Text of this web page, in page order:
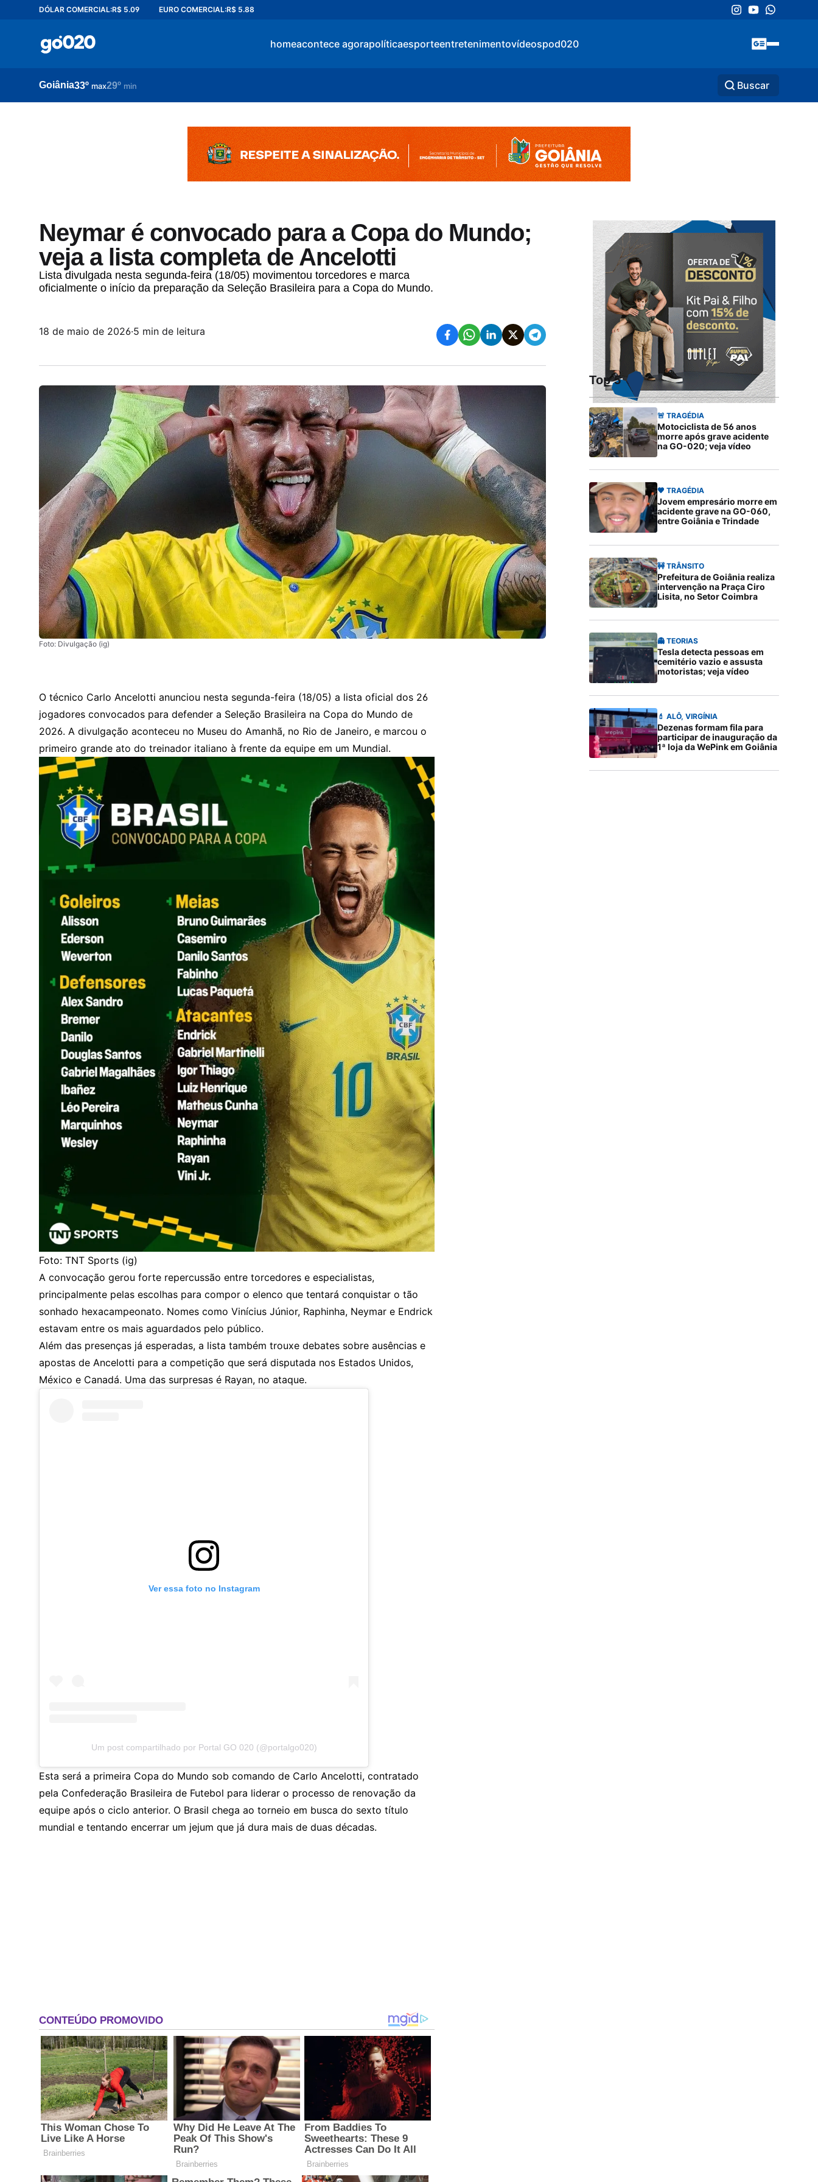
DÓLAR COMERCIAL:R$ 5.09 EURO COMERCIAL:R$ 5.88
homeacontece agorapolíticaesporteentretenimentovídeospod020
Goiânia33º max29º min Buscar
Neymar é convocado para a Copa do Mundo;
veja a lista completa de Ancelotti
Lista divulgada nesta segunda-feira (18/05) movimentou torcedores e marca
oficialmente o início da preparação da Seleção Brasileira para a Copa do Mundo.
18 de maio de 2026·5 min de leitura
Foto: Divulgação (ig)
O técnico Carlo Ancelotti anunciou nesta segunda-feira (18/05) a lista oficial dos 26
jogadores convocados para defender a Seleção Brasileira na Copa do Mundo de
2026. A divulgação aconteceu no Museu do Amanhã, no Rio de Janeiro, e marcou o
primeiro grande ato do treinador italiano à frente da equipe em um Mundial.
Foto: TNT Sports (ig)
A convocação gerou forte repercussão entre torcedores e especialistas,
principalmente pelas escolhas para compor o elenco que tentará conquistar o tão
sonhado hexacampeonato. Nomes como Vinícius Júnior, Raphinha, Neymar e Endrick
estavam entre os mais aguardados pelo público.
Além das presenças já esperadas, a lista também trouxe debates sobre ausências e
apostas de Ancelotti para a competição que será disputada nos Estados Unidos,
México e Canadá. Uma das surpresas é Rayan, no ataque.
Ver essa foto no Instagram
Um post compartilhado por Portal GO 020 (@portalgo020)
Esta será a primeira Copa do Mundo sob comando de Carlo Ancelotti, contratado
pela Confederação Brasileira de Futebol para liderar o processo de renovação da
equipe após o ciclo anterior. O Brasil chega ao torneio em busca do sexto título
mundial e tentando encerrar um jejum que já dura mais de duas décadas.
Top 5
🚨 TRAGÉDIA
Motociclista de 56 anos
morre após grave acidente
na GO-020; veja vídeo
🖤 TRAGÉDIA
Jovem empresário morre em
acidente grave na GO-060,
entre Goiânia e Trindade
🚧 TRÂNSITO
Prefeitura de Goiânia realiza
intervenção na Praça Ciro
Lisita, no Setor Coimbra
👻 TEORIAS
Tesla detecta pessoas em
cemitério vazio e assusta
motoristas; veja vídeo
💄 ALÔ, VIRGÍNIA
Dezenas formam fila para
participar de inauguração da
1ª loja da WePink em Goiânia
acontece agora
esporte